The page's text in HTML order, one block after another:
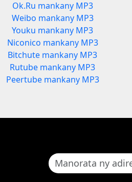
Ok.Ru mankany MP3
Weibo mankany MP3
Youku mankany MP3
Niconico mankany MP3
Bitchute mankany MP3
Rutube mankany MP3
Peertube mankany MP3